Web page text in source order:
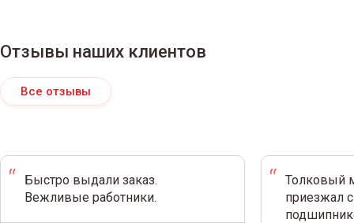
Отзывы наших клиентов
Все отзывы
Быстро выдали заказ.
Вежливые работники.
Толковый
приезжал